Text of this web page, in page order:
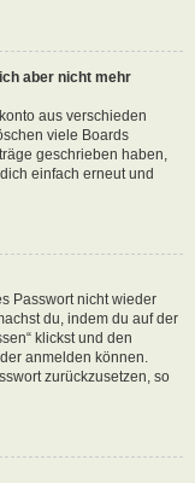
aber nicht mehr
aus verschieden
viele Boards
geschrieben haben,
einfach erneut und
Passwort nicht wieder
du, indem du auf der
klickst und den
anmelden können.
zurückzusetzen, so